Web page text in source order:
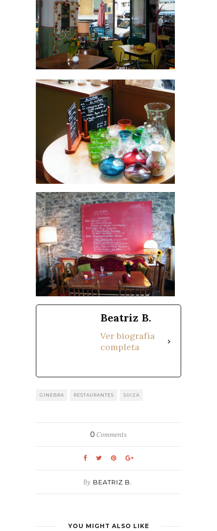
Beatriz B.
Ver biografía
completa
GINEBRA RESTAURANTES SUIZA
0 Comments
By BEATRIZ B.
YOU MIGHT ALSO LIKE